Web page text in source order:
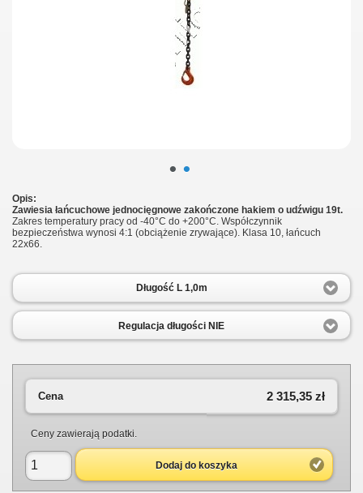
• •
Opis:
Zawiesia łańcuchowe jednocięgnowe zakończone hakiem o udźwigu 19t.
Zakres temperatury pracy od -40°C do +200°C. Współczynnik
bezpieczeństwa wynosi 4:1 (obciążenie zrywające). Klasa 10, łańcuch
22x66.
Długość L 1,0m
Regulacja długości NIE
2 315,35 zł
Cena
Ceny zawierają podatki.
Dodaj do koszyka